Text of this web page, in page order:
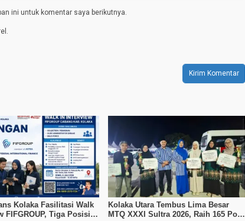
ini untuk komentar saya berikutnya.
Kolaka Fasilitasi Walk
FIFGROUP, Tiga Posisi
Kolaka Utara Tembus Lima Besar
MTQ XXXI Sultra 2026, Raih 165 Poin